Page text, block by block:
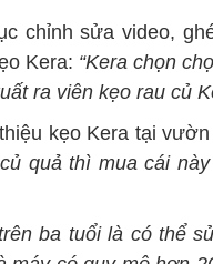
chỉnh sửa video,
Kera: “Kera chọn
ra viên kẹo rau củ
kẹo Kera tại
quả thì mua cái
trên ba tuổi là có thể